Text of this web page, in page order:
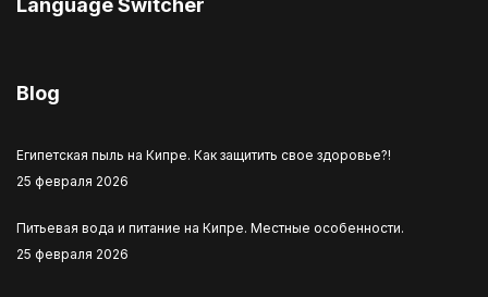
Language Switcher
Blog
Египетская пыль на Кипре. Как защитить свое здоровье?!
25 февраля 2026
Питьевая вода и питание на Кипре. Местные особенности.
25 февраля 2026